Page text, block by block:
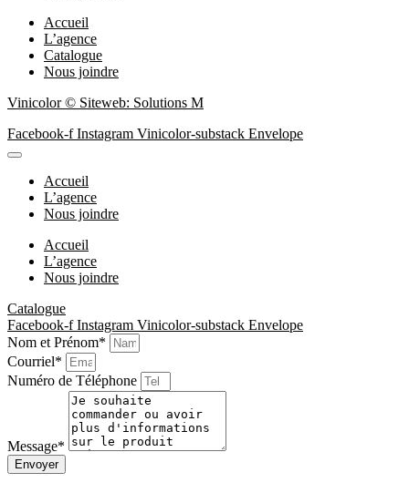
Accueil
L’agence
Catalogue
Nous joindre
Vinicolor © Siteweb: Solutions M
Facebook-f Instagram Vinicolor-substack Envelope
Accueil
L’agence
Nous joindre
Accueil
L’agence
Nous joindre
Catalogue
Facebook-f Instagram Vinicolor-substack Envelope
Nom et Prénom*
Courriel*
Numéro de Téléphone
Message*
Envoyer